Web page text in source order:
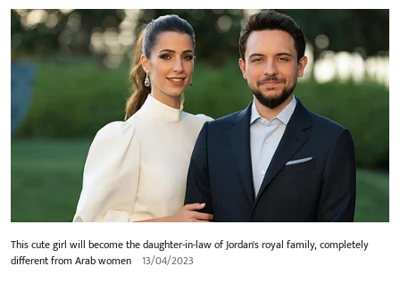
This cute girl will become the daughter-in-law of Jordan's royal family, completely
different from Arab women 13/04/2023